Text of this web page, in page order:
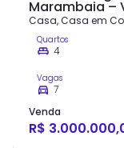
Marambaia –
Casa,Casa em
Quartos
4
Vagas
7
Venda
R$